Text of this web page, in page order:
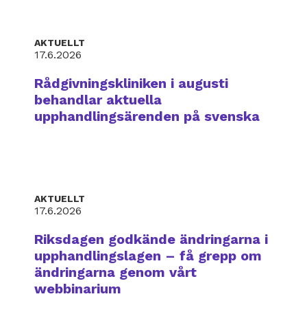
AKTUELLT
17.6.2026
Rådgivningskliniken i augusti
behandlar aktuella
upphandlingsärenden på svenska
AKTUELLT
17.6.2026
Riksdagen godkände ändringarna i
upphandlingslagen – få grepp om
ändringarna genom vårt
webbinarium